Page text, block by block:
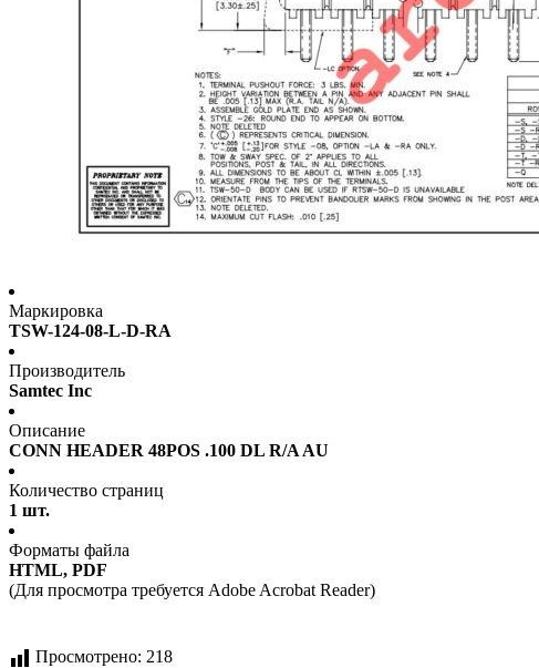
Маркировка
TSW-124-08-L-D-RA
Производитель
Samtec Inc
Описание
CONN HEADER 48POS .100 DL R/A AU
Количество страниц
1 шт.
Форматы файла
HTML, PDF
(Для просмотра требуется Adobe Acrobat Reader)
Просмотрено: 218